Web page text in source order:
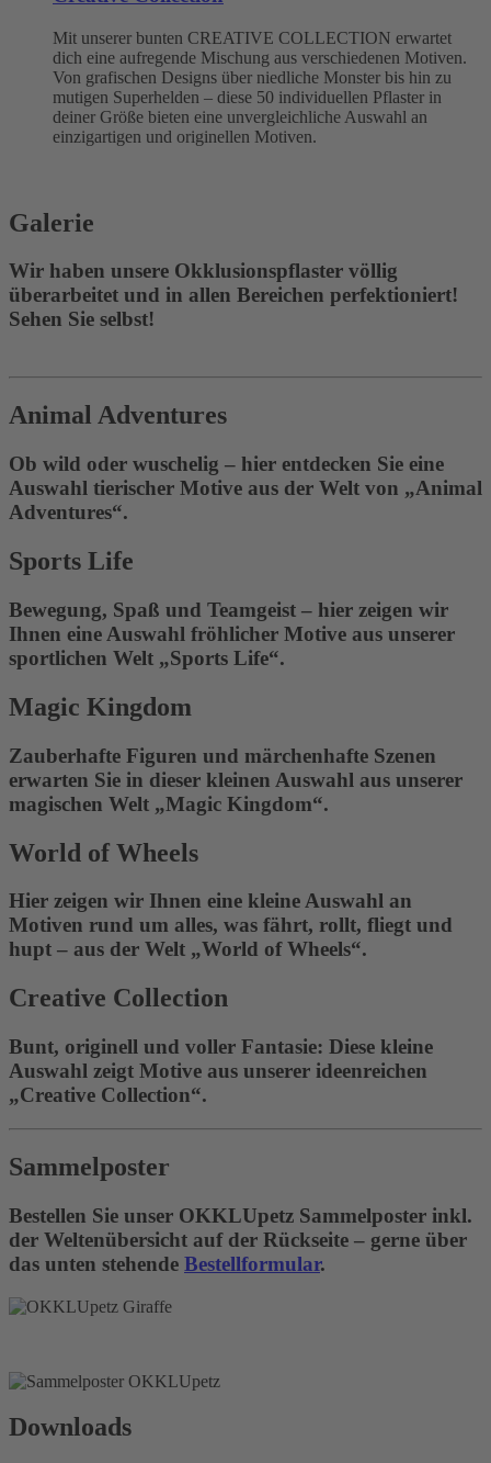
Mit unserer bunten CREATIVE COLLECTION erwartet
dich eine aufregende Mischung aus verschiedenen Motiven.
Von grafischen Designs über niedliche Monster bis hin zu
mutigen Superhelden – diese 50 individuellen Pflaster in
deiner Größe bieten eine unvergleichliche Auswahl an
einzigartigen und originellen Motiven.
Galerie
Wir haben unsere Okklusionspflaster völlig
überarbeitet und in allen Bereichen perfektioniert!
Sehen Sie selbst!
Animal Adventures
Ob wild oder wuschelig – hier entdecken Sie eine
Auswahl tierischer Motive aus der Welt von „Animal
Adventures“.
Sports Life
Bewegung, Spaß und Teamgeist – hier zeigen wir
Ihnen eine Auswahl fröhlicher Motive aus unserer
sportlichen Welt „Sports Life“.
Magic Kingdom
Zauberhafte Figuren und märchenhafte Szenen
erwarten Sie in dieser kleinen Auswahl aus unserer
magischen Welt „Magic Kingdom“.
World of Wheels
Hier zeigen wir Ihnen eine kleine Auswahl an
Motiven rund um alles, was fährt, rollt, fliegt und
hupt – aus der Welt „World of Wheels“.
Creative Collection
Bunt, originell und voller Fantasie: Diese kleine
Auswahl zeigt Motive aus unserer ideenreichen
„Creative Collection“.
Sammelposter
Bestellen Sie unser OKKLUpetz Sammelposter inkl.
der Weltenübersicht auf der Rückseite – gerne über
das unten stehende Bestellformular.
Downloads